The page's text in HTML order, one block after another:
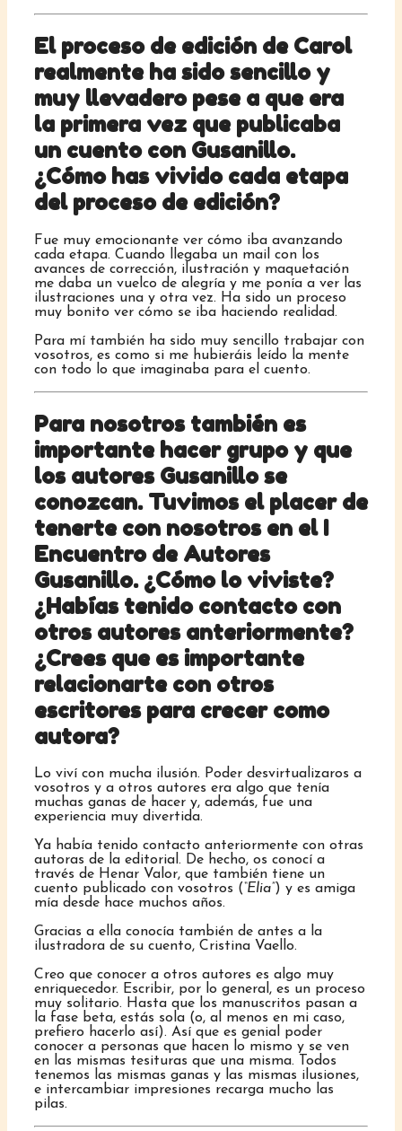
El proceso de edición de Carol
realmente ha sido sencillo y
muy llevadero pese a que era
la primera vez que publicaba
un cuento con Gusanillo.
¿Cómo has vivido cada etapa
del proceso de edición?
Fue muy emocionante ver cómo iba avanzando
cada etapa. Cuando llegaba un mail con los
avances de corrección, ilustración y maquetación
me daba un vuelco de alegría y me ponía a ver las
ilustraciones una y otra vez. Ha sido un proceso
muy bonito ver cómo se iba haciendo realidad.
Para mí también ha sido muy sencillo trabajar con
vosotros, es como si me hubieráis leído la mente
con todo lo que imaginaba para el cuento.
Para nosotros también es
importante hacer grupo y que
los autores Gusanillo se
conozcan. Tuvimos el placer de
tenerte con nosotros en el I
Encuentro de Autores
Gusanillo. ¿Cómo lo viviste?
¿Habías tenido contacto con
otros autores anteriormente?
¿Crees que es importante
relacionarte con otros
escritores para crecer como
autora?
Lo viví con mucha ilusión. Poder desvirtualizaros a
vosotros y a otros autores era algo que tenía
muchas ganas de hacer y, además, fue una
experiencia muy divertida.
Ya había tenido contacto anteriormente con otras
autoras de la editorial. De hecho, os conocí a
través de Henar Valor, que también tiene un
cuento publicado con vosotros (“Elia”) y es amiga
mía desde hace muchos años.
Gracias a ella conocía también de antes a la
ilustradora de su cuento, Cristina Vaello.
Creo que conocer a otros autores es algo muy
enriquecedor. Escribir, por lo general, es un proceso
muy solitario. Hasta que los manuscritos pasan a
la fase beta, estás sola (o, al menos en mi caso,
prefiero hacerlo así). Así que es genial poder
conocer a personas que hacen lo mismo y se ven
en las mismas tesituras que una misma. Todos
tenemos las mismas ganas y las mismas ilusiones,
e intercambiar impresiones recarga mucho las
pilas.